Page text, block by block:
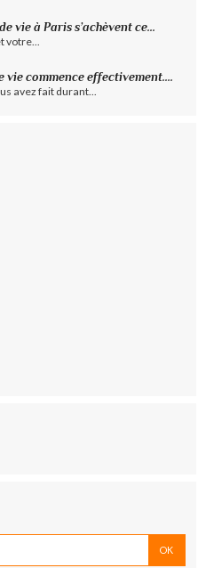
vie à Paris s’achèvent ce...
votre...
vie commence effectivement....
avez fait durant...